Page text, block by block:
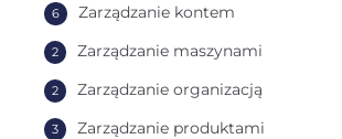
Zarządzanie kontem
6
Zarządzanie maszynami
2
Zarządzanie organizacją
2
Zarządzanie produktami
3